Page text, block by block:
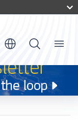
Menu